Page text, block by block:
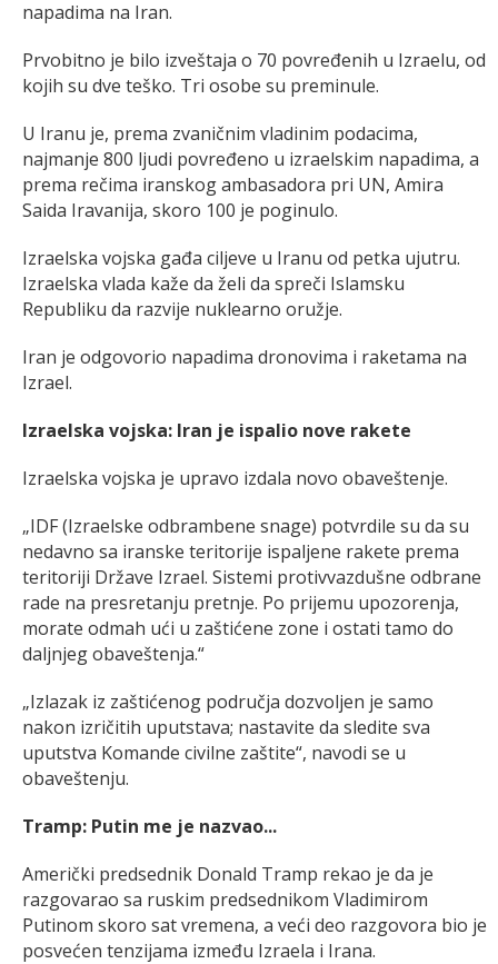
napadima na Iran.
Prvobitno je bilo izveštaja o 70 povređenih u Izraelu, od
kojih su dve teško. Tri osobe su preminule.
U Iranu je, prema zvaničnim vladinim podacima,
najmanje 800 ljudi povređeno u izraelskim napadima, a
prema rečima iranskog ambasadora pri UN, Amira
Saida Iravanija, skoro 100 je poginulo.
Izraelska vojska gađa ciljeve u Iranu od petka ujutru.
Izraelska vlada kaže da želi da spreči Islamsku
Republiku da razvije nuklearno oružje.
Iran je odgovorio napadima dronovima i raketama na
Izrael.
Izraelska vojska: Iran je ispalio nove rakete
Izraelska vojska je upravo izdala novo obaveštenje.
„IDF (Izraelske odbrambene snage) potvrdile su da su
nedavno sa iranske teritorije ispaljene rakete prema
teritoriji Države Izrael. Sistemi protivvazdušne odbrane
rade na presretanju pretnje. Po prijemu upozorenja,
morate odmah ući u zaštićene zone i ostati tamo do
daljnjeg obaveštenja.“
„Izlazak iz zaštićenog područja dozvoljen je samo
nakon izričitih uputstava; nastavite da sledite sva
uputstva Komande civilne zaštite“, navodi se u
obaveštenju.
Tramp: Putin me je nazvao...
Američki predsednik Donald Tramp rekao je da je
razgovarao sa ruskim predsednikom Vladimirom
Putinom skoro sat vremena, a veći deo razgovora bio je
posvećen tenzijama između Izraela i Irana.